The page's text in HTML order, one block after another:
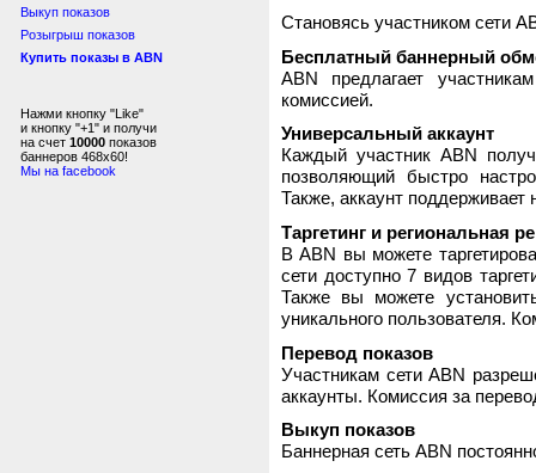
Выкуп показов
Розыгрыш показов
Купить показы в ABN
Нажми кнопку "Like"
и кнопку "+1" и получи
на счет 10000 показов
баннеров 468x60!
Мы на facebook
Становясь участником сети
Бесплатный баннерный
ABN предлагает
комиссией.
Универсальный аккаунт
Каждый участник ABN
позволяющий быстро
Также, аккаунт поддерживает
Таргетинг и региональная
В ABN вы можете
сети доступно 7 видов
Также вы можете
уникального пользователя.
Перевод показов
Участникам сети ABN
аккаунты. Комиссия за
Выкуп показов
Баннерная сеть ABN